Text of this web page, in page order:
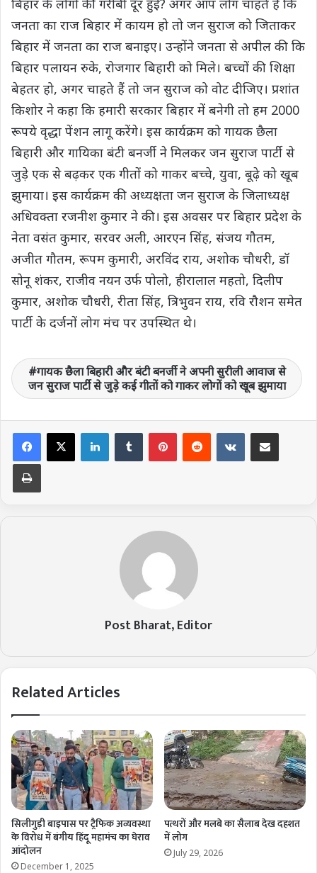
जनता का राज बिहार में कायम हो तो जन सुराज को जिताकर
बिहार में जनता का राज बनाइए। उन्होंने जनता से अपील की कि
बिहार पलायन रुके, रोजगार बिहारी को मिले। बच्चों की शिक्षा
बेहतर हो, अगर चाहते हैं तो जन सुराज को वोट दीजिए। प्रशांत
किशोर ने कहा कि हमारी सरकार बिहार में बनेगी तो हम 2000
रूपये वृद्धा पेंशन लागू करेंगे। इस कार्यक्रम को गायक छैला
बिहारी और गायिका बंटी बनर्जी ने मिलकर जन सुराज पार्टी से
जुड़े एक से बढ़कर एक गीतों को गाकर बच्चे, युवा, बूढ़े को खूब
झुमाया। इस कार्यक्रम की अध्यक्षता जन सुराज के जिलाध्यक्ष
अधिवक्ता रजनीश कुमार ने की। इस अवसर पर बिहार प्रदेश के
नेता वसंत कुमार, सरवर अली, आरएन सिंह, संजय गौतम,
अजीत गौतम, रूपम कुमारी, अरविंद राय, अशोक चौधरी, डॉ
सोनू शंकर, राजीव नयन उर्फ पोलो, हीरालाल महतो, दिलीप
कुमार, अशोक चौधरी, रीता सिंह, त्रिभुवन राय, रवि रौशन समेत
पार्टी के दर्जनों लोग मंच पर उपस्थित थे।
गायक छैला बिहारी और बंटी बनर्जी ने अपनी सुरीली आवाज से
जन सुराज पार्टी से जुड़े कई गीतों को गाकर लोगों को खूब झुमाया
LinkedInTumblrPinterestRedditVKontakte
Share via Email
Print
Post Bharat, Editor
Related Articles
सिलीगुड़ी बाइपास पर ट्रैफिक अव्यवस्था
के विरोध में बंगीय हिंदू महामंच का घेराव
आंदोलन
December 1, 2025
पत्थरों और मलबे का सैलाब देख दहशत
में लोग
July 29, 2026